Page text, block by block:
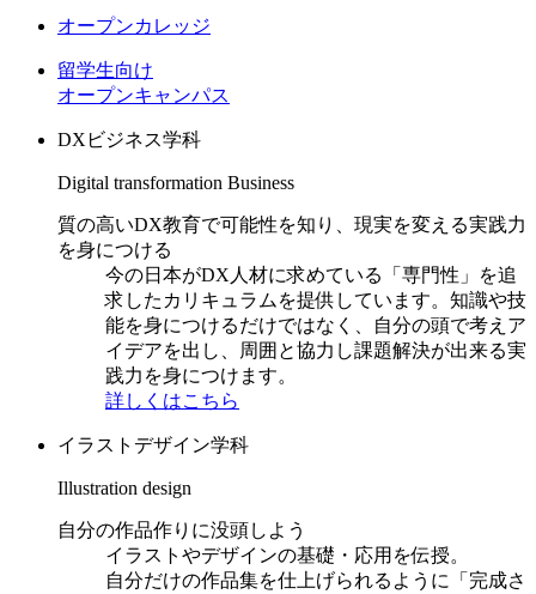
オープンカレッジ
留学生向け
オープンキャンパス
DXビジネス学科
Digital transformation Business
質の高いDX教育で可能性を知り、現実を変える実践力
を身につける
今の日本がDX人材に求めている「専門性」を追
求したカリキュラムを提供しています。知識や技
能を身につけるだけではなく、自分の頭で考えア
イデアを出し、周囲と協力し課題解決が出来る実
践力を身につけます。
詳しくはこちら
イラストデザイン学科
Illustration design
自分の作品作りに没頭しよう
イラストやデザインの基礎・応用を伝授。
自分だけの作品集を仕上げられるように「完成さ